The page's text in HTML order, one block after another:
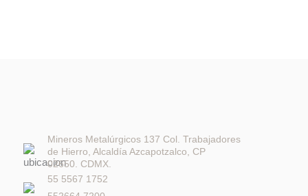
Mineros Metalúrgicos 137 Col. Trabajadores
de Hierro, Alcaldía Azcapotzalco, CP
02650. CDMX.
55 5567 1752